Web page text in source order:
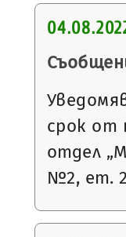
срок от
отдел
№2, ет.